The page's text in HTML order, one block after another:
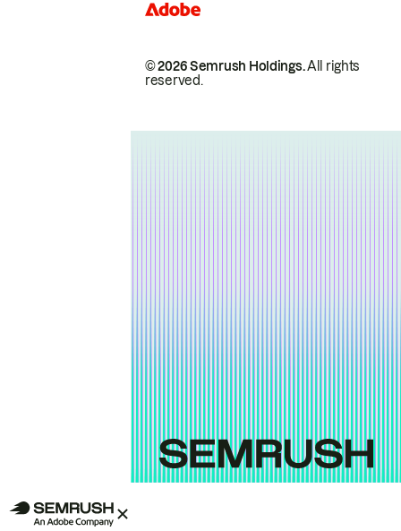
© 2026 Semrush Holdings.All rights
reserved.